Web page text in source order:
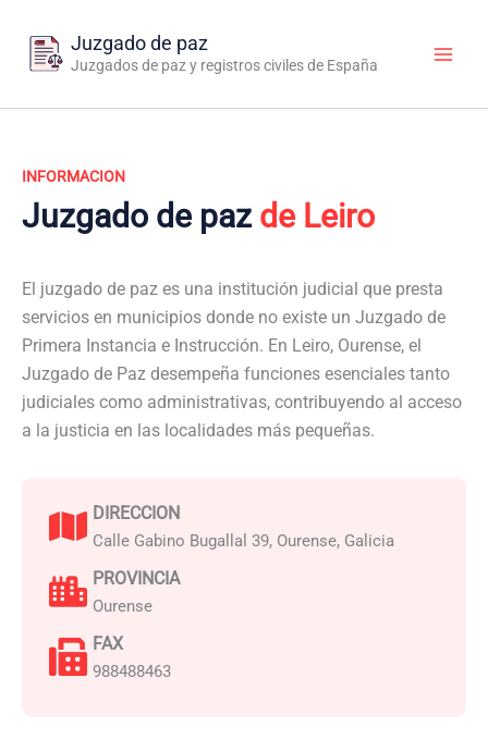
contenido
Juzgado de paz
Juzgados de paz y registros civiles de España
INFORMACION
Juzgado de paz de Leiro
El juzgado de paz es una institución judicial que presta
servicios en municipios donde no existe un Juzgado de
Primera Instancia e Instrucción. En Leiro, Ourense, el
Juzgado de Paz desempeña funciones esenciales tanto
judiciales como administrativas, contribuyendo al acceso
a la justicia en las localidades más pequeñas.
DIRECCION
Calle Gabino Bugallal 39, Ourense, Galicia
PROVINCIA
Ourense
FAX
988488463